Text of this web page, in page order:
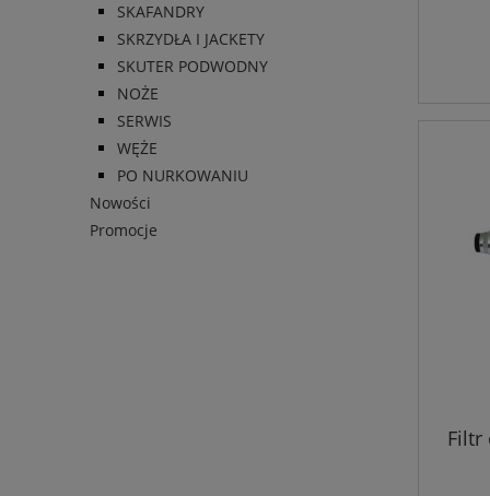
SKAFANDRY
SKRZYDŁA I JACKETY
SKUTER PODWODNY
NOŻE
SERWIS
WĘŻE
PO NURKOWANIU
Nowości
Promocje
Filtr